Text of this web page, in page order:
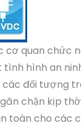
quan chức
tình hình an
đối tượng
chặn kịp
toàn cho các